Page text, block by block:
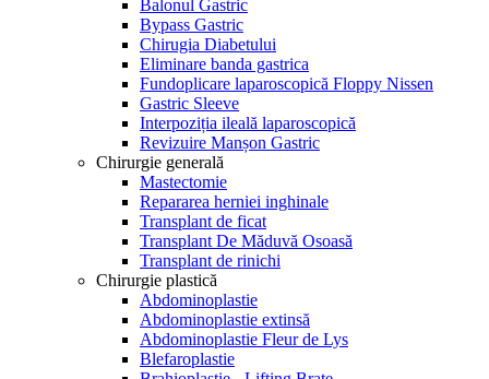
Balonul Gastric
Bypass Gastric
Chirugia Diabetului
Eliminare banda gastrica
Fundoplicare laparoscopică Floppy Nissen
Gastric Sleeve
Interpoziția ileală laparoscopică
Revizuire Manșon Gastric
Chirurgie generală
Mastectomie
Repararea herniei inghinale
Transplant de ficat
Transplant De Măduvă Osoasă
Transplant de rinichi
Chirurgie plastică
Abdominoplastie
Abdominoplastie extinsă
Abdominoplastie Fleur de Lys
Blefaroplastie